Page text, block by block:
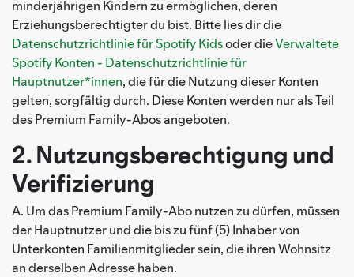
minderjährigen Kindern zu ermöglichen, deren
Erziehungsberechtigter du bist. Bitte lies dir die
Datenschutzrichtlinie für Spotify Kidsoder dieVerwaltete
Spotify Konten - Datenschutzrichtlinie für
Hauptnutzer*innen, die für die Nutzung dieser Konten
gelten, sorgfältig durch. Diese Konten werden nur als Teil
des Premium Family-Abos angeboten.
2. Nutzungsberechtigung und
Verifizierung
A. Um das Premium Family-Abo nutzen zu dürfen, müssen
der Hauptnutzer und die bis zu fünf (5) Inhaber von
Unterkonten Familienmitglieder sein, die ihren Wohnsitz
an derselben Adresse haben.